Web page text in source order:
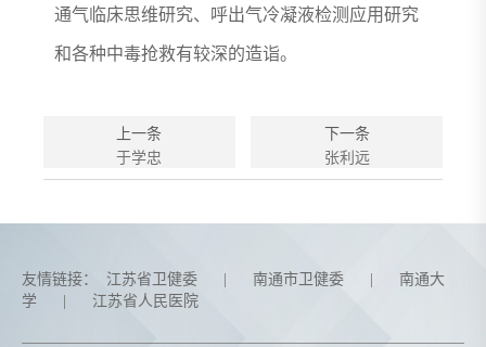
通气临床思维研究、呼出气冷凝液检测应用研究
和各种中毒抢救有较深的造诣。
上一条
于学忠
下一条
张利远
友情链接： 江苏省卫健委 南通市卫健委
南通大
学
江苏省人民医院